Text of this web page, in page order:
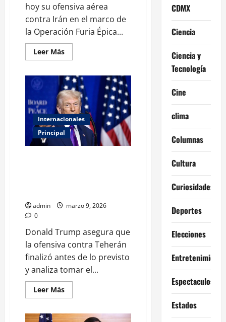
hoy su ofensiva aérea
contra Irán en el marco de
la Operación Furia Épica...
Leer MásLeer
más
Pentágono
anuncia
jornada
de
bombardeos
más
intensa
en
Irán
este
Internacionales
Principal
admin
marzo 9, 2026
0
Donald Trump asegura que
la ofensiva contra Teherán
finalizó antes de lo previsto
y analiza tomar el...
Leer MásLeer
más
CDMX
Ciencia
Ciencia y
Tecnología
Cine
clima
Columnas
Cultura
Curiosidades
Deportes
Elecciones
Entretenimiento
Espectaculos
Estados